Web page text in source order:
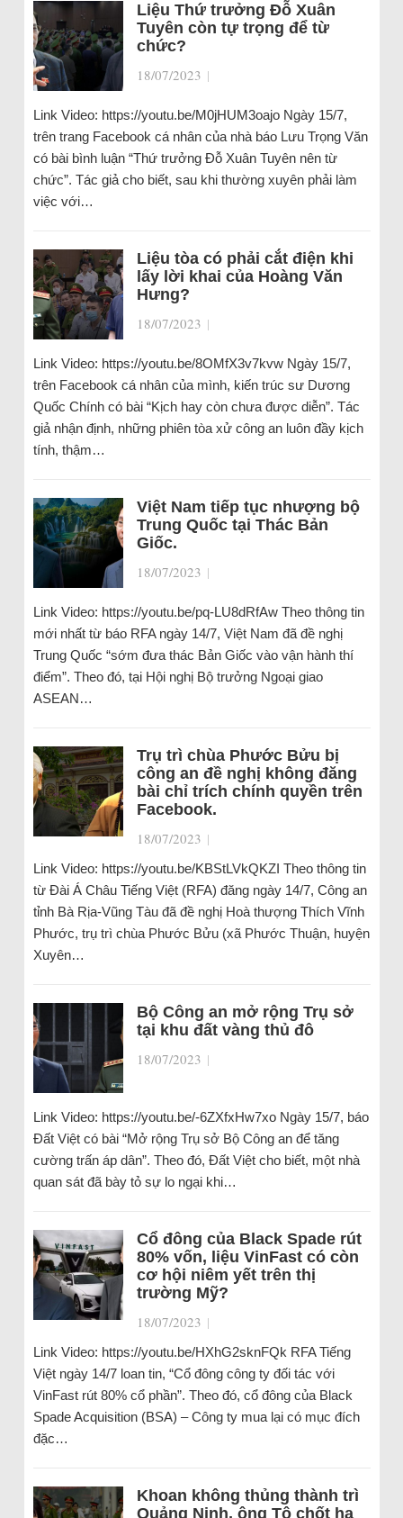
Liệu Thứ trưởng Đỗ Xuân
Tuyên còn tự trọng để từ
chức?
18/07/2023 |
Link Video: https://youtu.be/M0jHUM3oajo Ngày 15/7,
trên trang Facebook cá nhân của nhà báo Lưu Trọng Văn
có bài bình luận “Thứ trưởng Đỗ Xuân Tuyên nên từ
chức”. Tác giả cho biết, sau khi thường xuyên phải làm
việc với…
Liệu tòa có phải cắt điện khi
lấy lời khai của Hoàng Văn
Hưng?
18/07/2023 |
Link Video: https://youtu.be/8OMfX3v7kvw Ngày 15/7,
trên Facebook cá nhân của mình, kiến trúc sư Dương
Quốc Chính có bài “Kịch hay còn chưa được diễn”. Tác
giả nhận định, những phiên tòa xử công an luôn đầy kịch
tính, thậm…
Việt Nam tiếp tục nhượng bộ
Trung Quốc tại Thác Bản
Giốc.
18/07/2023 |
Link Video: https://youtu.be/pq-LU8dRfAw Theo thông tin
mới nhất từ báo RFA ngày 14/7, Việt Nam đã đề nghị
Trung Quốc “sớm đưa thác Bản Giốc vào vận hành thí
điểm”. Theo đó, tại Hội nghị Bộ trưởng Ngoại giao
ASEAN…
Trụ trì chùa Phước Bửu bị
công an đề nghị không đăng
bài chỉ trích chính quyền trên
Facebook.
18/07/2023 |
Link Video: https://youtu.be/KBStLVkQKZI Theo thông tin
từ Đài Á Châu Tiếng Việt (RFA) đăng ngày 14/7, Công an
tỉnh Bà Rịa-Vũng Tàu đã đề nghị Hoà thượng Thích Vĩnh
Phước, trụ trì chùa Phước Bửu (xã Phước Thuận, huyện
Xuyên…
Bộ Công an mở rộng Trụ sở
tại khu đất vàng thủ đô
18/07/2023 |
Link Video: https://youtu.be/-6ZXfxHw7xo Ngày 15/7, báo
Đất Việt có bài “Mở rộng Trụ sở Bộ Công an để tăng
cường trấn áp dân”. Theo đó, Đất Việt cho biết, một nhà
quan sát đã bày tỏ sự lo ngại khi…
Cổ đông của Black Spade rút
80% vốn, liệu VinFast có còn
cơ hội niêm yết trên thị
trường Mỹ?
18/07/2023 |
Link Video: https://youtu.be/HXhG2sknFQk RFA Tiếng
Việt ngày 14/7 loan tin, “Cổ đông công ty đối tác với
VinFast rút 80% cổ phần”. Theo đó, cổ đông của Black
Spade Acquisition (BSA) – Công ty mua lại có mục đích
đặc…
Khoan không thủng thành trì
Quảng Ninh, ông Tô chốt hạ